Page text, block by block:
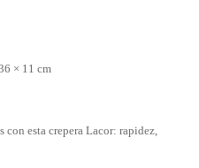
× 11 cm
con esta crepera Lacor: rapidez,